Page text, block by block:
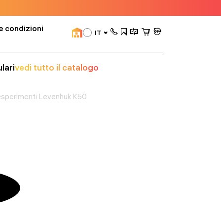
condizioni
IT
vedi tutto il catalogo
Levenhuk K50